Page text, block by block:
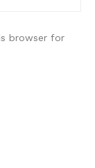
browser for